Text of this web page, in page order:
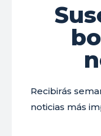
Recibirás
noticias más